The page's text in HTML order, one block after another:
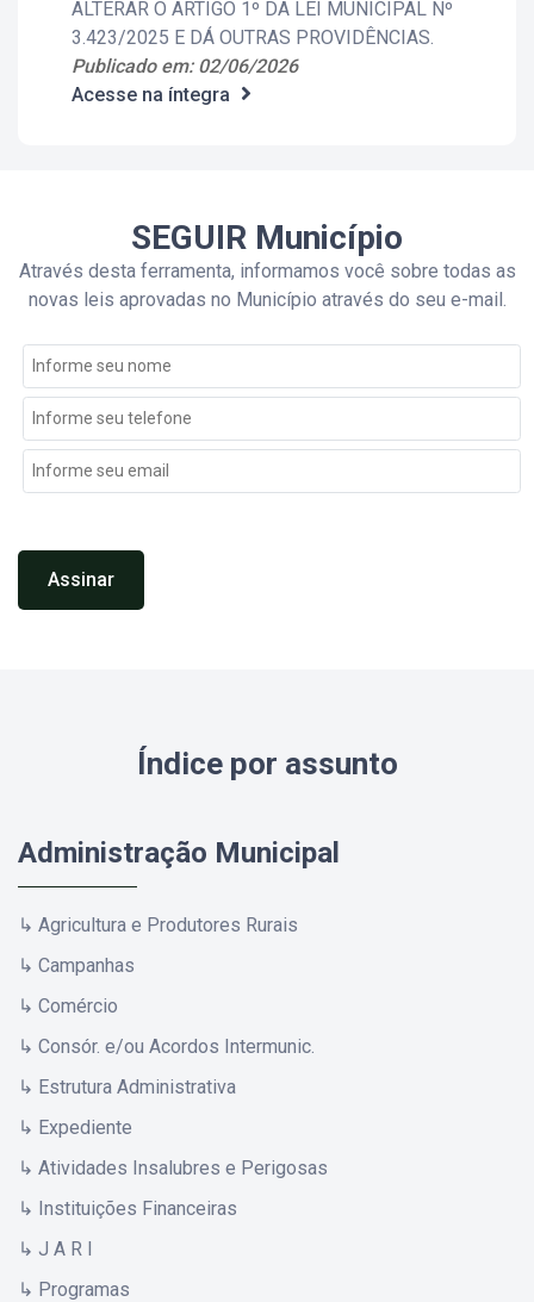
ALTERAR O ARTIGO 1º DA LEI MUNICIPAL Nº
3.423/2025 E DÁ OUTRAS PROVIDÊNCIAS.
Publicado em: 02/06/2026
Acesse na íntegra
SEGUIR Município
Através desta ferramenta, informamos você sobre todas as
novas leis aprovadas no Município através do seu e-mail.
Assinar
Índice por assunto
Administração Municipal
↳ Agricultura e Produtores Rurais
↳ Campanhas
↳ Comércio
↳ Consór. e/ou Acordos Intermunic.
↳ Estrutura Administrativa
↳ Expediente
↳ Atividades Insalubres e Perigosas
↳ Instituições Financeiras
↳ J A R I
↳ Programas